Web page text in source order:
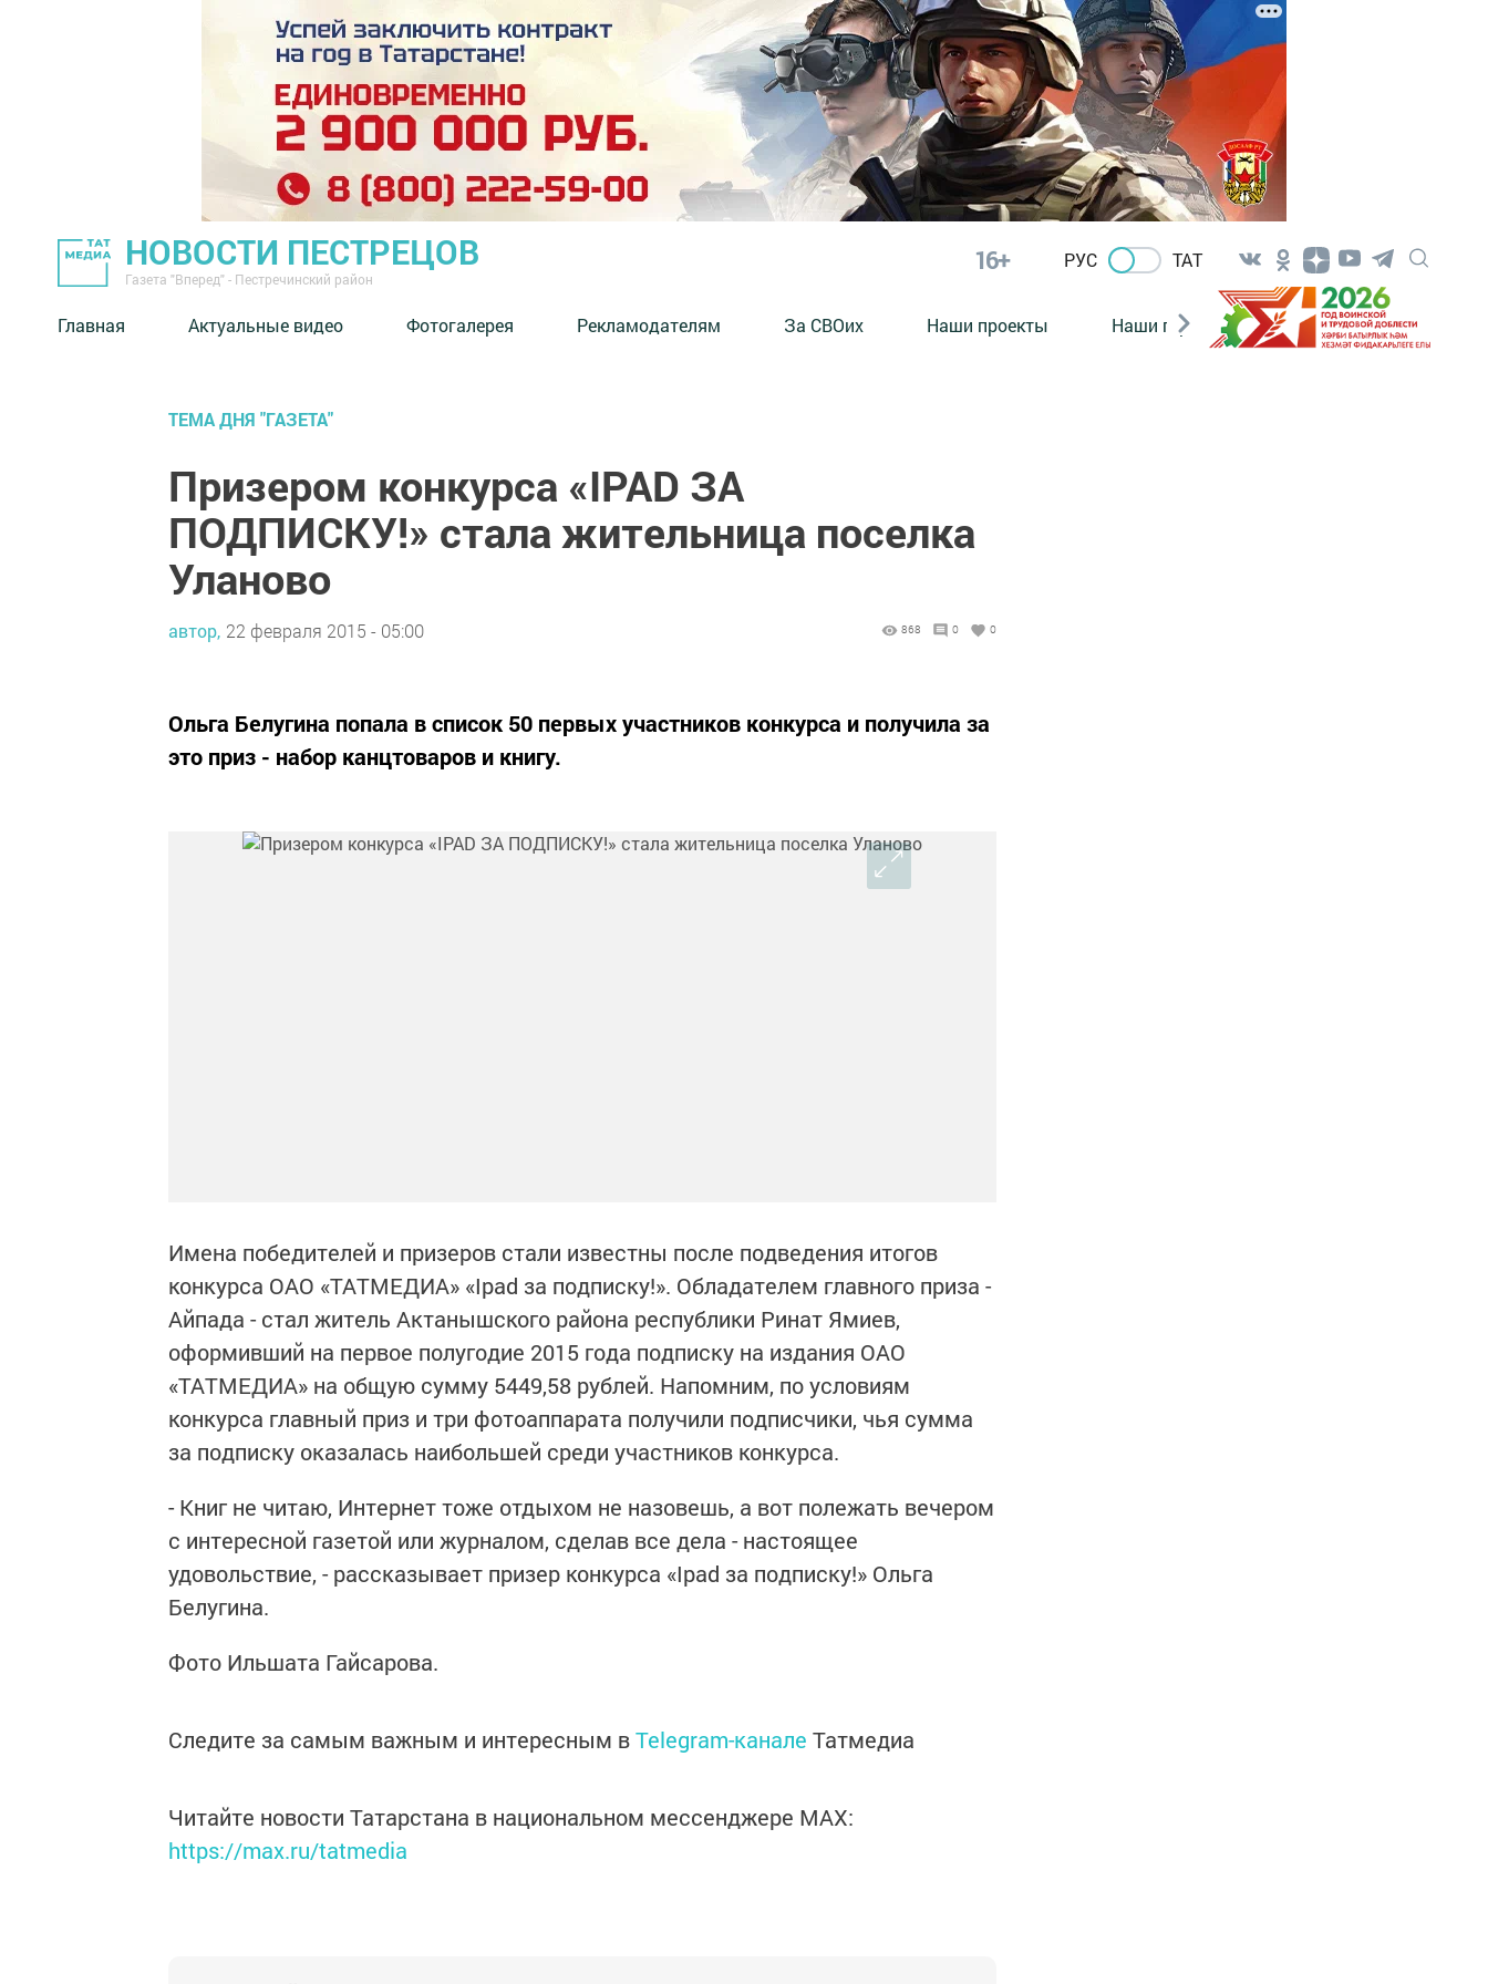
НОВОСТИ ПЕСТРЕЦОВ
Газета "Вперед" - Пестречинский район
16+ РУС ТАТ
Главная Актуальные видео Фотогалерея Рекламодателям За СВОих Наши проекты Наши герои Нормативно-правовые
ТЕМА ДНЯ "ГАЗЕТА"
Призером конкурса «IPAD ЗА
ПОДПИСКУ!» стала жительница поселка
Уланово
автор, 22 февраля 2015 - 05:00 868 0 0
Ольга Белугина попала в список 50 первых участников конкурса и получила за
это приз - набор канцтоваров и книгу.
Имена победителей и призеров стали известны после подведения итогов
конкурса ОАО «ТАТМЕДИА» «Ipad за подписку!». Обладателем главного приза -
Айпада - стал житель Актанышского района республики Ринат Ямиев,
оформивший на первое полугодие 2015 года подписку на издания ОАО
«ТАТМЕДИА» на общую сумму 5449,58 рублей. Напомним, по условиям
конкурса главный приз и три фотоаппарата получили подписчики, чья сумма
за подписку оказалась наибольшей среди участников конкурса.
- Книг не читаю, Интернет тоже отдыхом не назовешь, а вот полежать вечером
с интересной газетой или журналом, сделав все дела - настоящее
удовольствие, - рассказывает призер конкурса «Ipad за подписку!» Ольга
Белугина.
Фото Ильшата Гайсарова.
Следите за самым важным и интересным вTelegram-канале Татмедиа
Читайте новости Татарстана в национальном мессенджере MАХ:
https://max.ru/tatmedia